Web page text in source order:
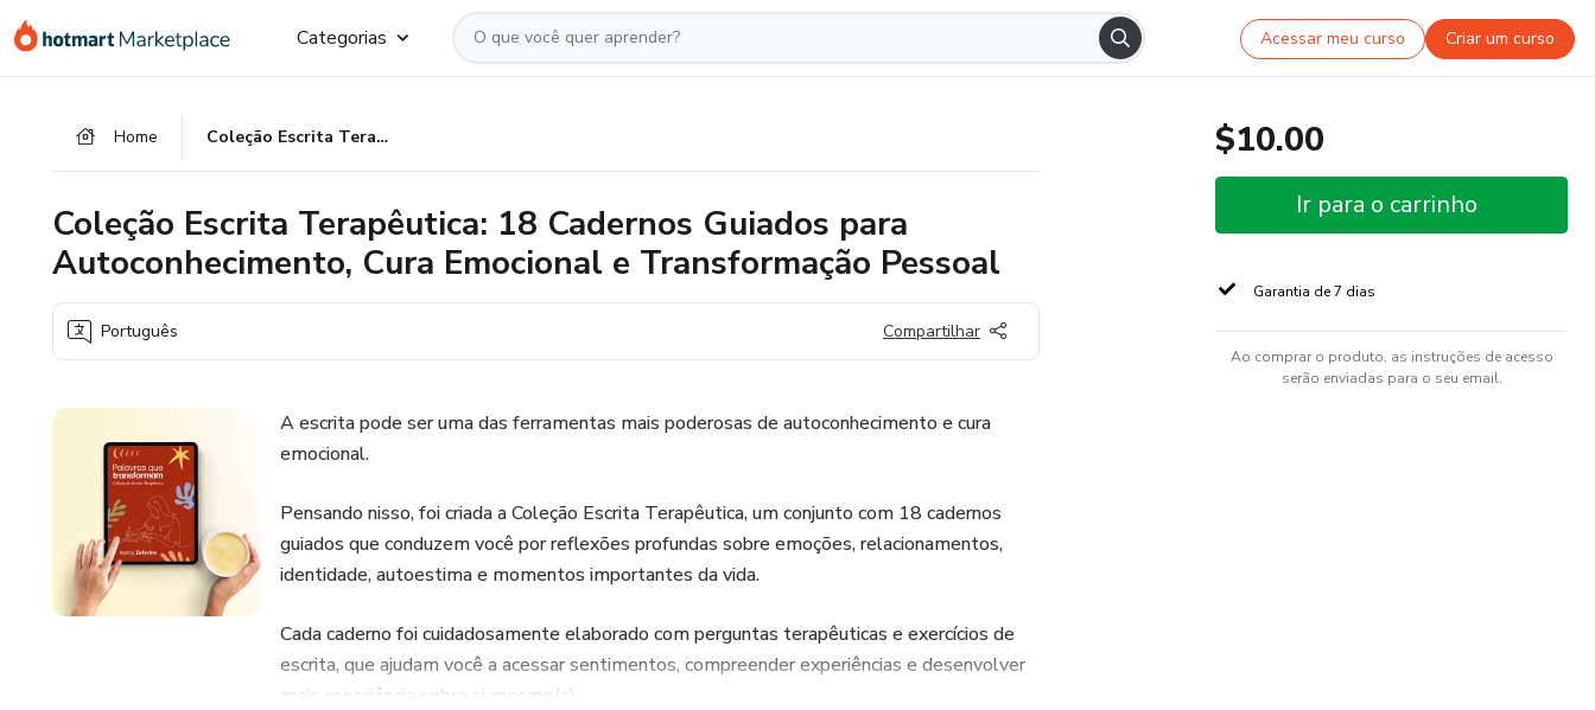
para
para
para
Categorias Acessar meu curso Criar um curso
Home Coleção Escrita Terapêutica: 18 Cadernos Guiados para Autoconhecimento, Cura Emocional e Transformação Pessoal
Coleção Escrita Terapêutica: 18 Cadernos Guiados para
Autoconhecimento, Cura Emocional e Transformação Pessoal
Português Compartilhar
A escrita pode ser uma das ferramentas mais poderosas de autoconhecimento e cura
emocional.
Pensando nisso, foi criada a Coleção Escrita Terapêutica, um conjunto com 18 cadernos
guiados que conduzem você por reflexões profundas sobre emoções, relacionamentos,
identidade, autoestima e momentos importantes da vida.
Cada caderno foi cuidadosamente elaborado com perguntas terapêuticas e exercícios de
escrita, que ajudam você a acessar sentimentos, compreender experiências e desenvolver
mais consciência sobre si mesmo(a).
$10.00
Ir para o carrinho
Garantia de 7 dias
Ao comprar o produto, as instruções de acesso
serão enviadas para o seu email.